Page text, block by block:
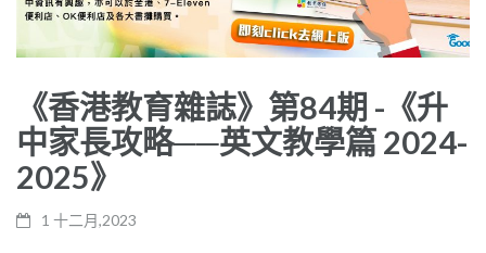
《香港教育雜誌》第84期 -《升
中家長攻略──英文教學篇 2024-
2025》
1 十二月,2023